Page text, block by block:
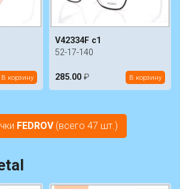
В корзину
V42334F c1
52-17-140
285.00 ₽ В корзину
FEDROV(всего 47 шт.)